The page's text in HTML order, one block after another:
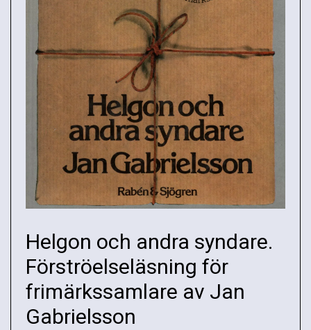
Helgon och andra syndare.
Förströelseläsning för
frimärkssamlare av Jan
Gabrielsson